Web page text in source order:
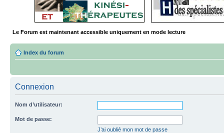
Le Forum est maintenant accessible uniquement en mode lecture
Index du forum
Connexion
Nom d’utilisateur:
Mot de passe:
J’ai oublié mon mot de passe